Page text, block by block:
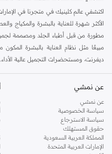
اكتشفي عالم كلينيك في متجرنا في
الأكثر شهرة للعناية بالبشرة والمكياج
مطورة من قبل أطباء الجلد ومصممة
ديفرنت، ومستحضرات التجميل عالية
أساسيات العناية بالبشرة من كلينيك
ابني نظام العناية بالبشرة المثالي
المنظفات والتونر إلى المرطبات
اختبري الفرق مع العناية بالبشرة اللطيفة
مفضلات المكياج من كلينيك
عن نمشي
عن نمشي
سياسة الخصوصية
سياسة الاسترجاع
حقوق المستهلك
المملكة العربية السعودية
الإمارات العربية المتحدة